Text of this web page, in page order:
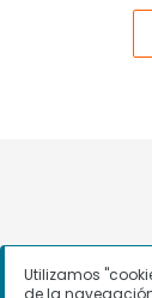
Utilizamos
de la